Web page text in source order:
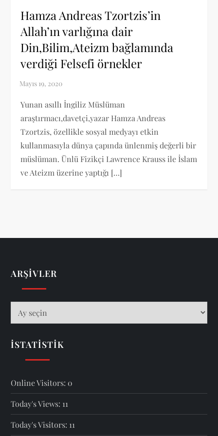
Hamza Andreas Tzortzis’in
Allah’ın varlığına dair
Din,Bilim,Ateizm bağlamında
verdiği Felsefi örnekler
Yunan asıllı İngiliz Müslüman
araştırmacı,davetçi,yazar Hamza Andreas
Tzortzis, özellikle sosyal medyayı etkin
kullanmasıyla dünya çapında ünlenmiş değerli bir
müslüman. Ünlü Fizikçi Lawrence Krauss ile İslam
ve Ateizm üzerine yaptığı […]
ARŞIVLER
İSTATISTIK
Online Visitors: 0
Today's Views: 11
Today's Visitors: 11